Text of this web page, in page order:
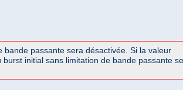
passante sera désactivée. Si la valeur
initial sans limitation de bande passante